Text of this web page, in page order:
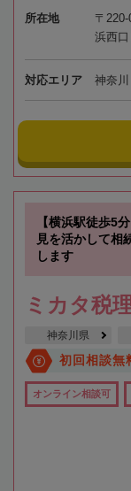
所在地
〒
浜西
対応エリア 神奈川
【横浜駅徒歩5
見を活かして相
します
ミカタ税
神奈川県
初回相談無
オンライン相談可